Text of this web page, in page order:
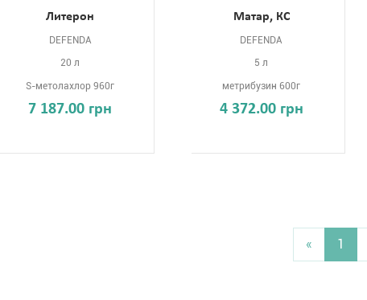
Литерон
DEFENDA
20 л
S-метолахлор 960г
7 187.00 грн
Матар, КС
DEFENDA
5 л
метрибузин 600г
4 372.00 грн
« 1